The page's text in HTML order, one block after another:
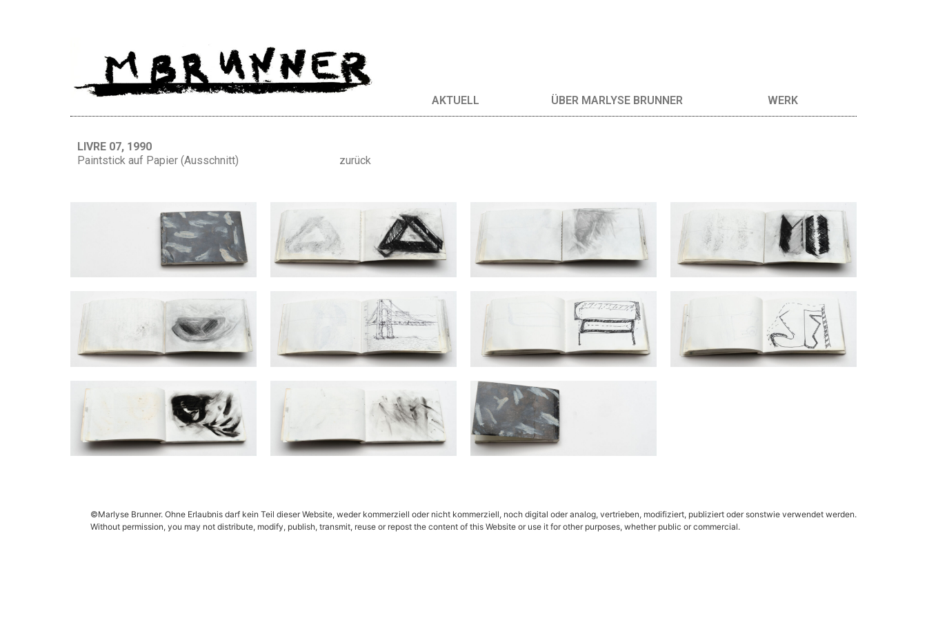
AKTUELL ÜBER MARLYSE BRUNNER WERK
LIVRE 07, 1990
Paintstick auf Papier (Ausschnitt)
zurück
©Marlyse Brunner. Ohne Erlaubnis darf kein Teil dieser Website, weder kommerziell oder nicht kommerziell, noch digital oder analog, vertrieben, modifiziert, publiziert oder sonstwie verwendet werden.
Without permission, you may not distribute, modify, publish, transmit, reuse or repost the content of this Website or use it for other purposes, whether public or commercial.